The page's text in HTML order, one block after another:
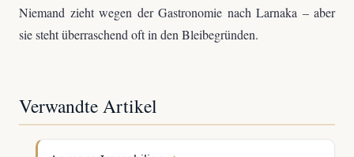
Niemand zieht wegen der Gastronomie nach Larnaka – aber
sie steht überraschend oft in den Bleibegründen.
Verwandte Artikel